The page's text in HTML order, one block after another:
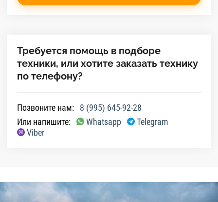
Требуется помощь в подборе
техники, или хотите заказать технику
по телефону?
Позвоните нам:
8 (995) 645-92-28
Или напишите:
Whatsapp
Telegram
Viber